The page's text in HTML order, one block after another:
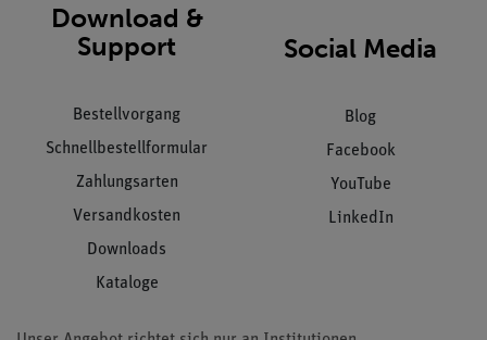
Download &
Support
Bestellvorgang
Schnellbestellformular
Zahlungsarten
Versandkosten
Downloads
Kataloge
Social Media
Blog
Facebook
YouTube
LinkedIn